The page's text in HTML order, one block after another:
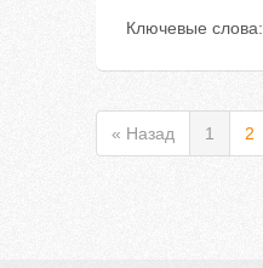
Ключевые слова:
« Назад 1 2